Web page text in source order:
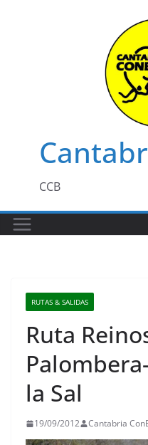
CCB
RUTAS & SALIDAS
Ruta
la Sal
19/09/2012 Cantabria